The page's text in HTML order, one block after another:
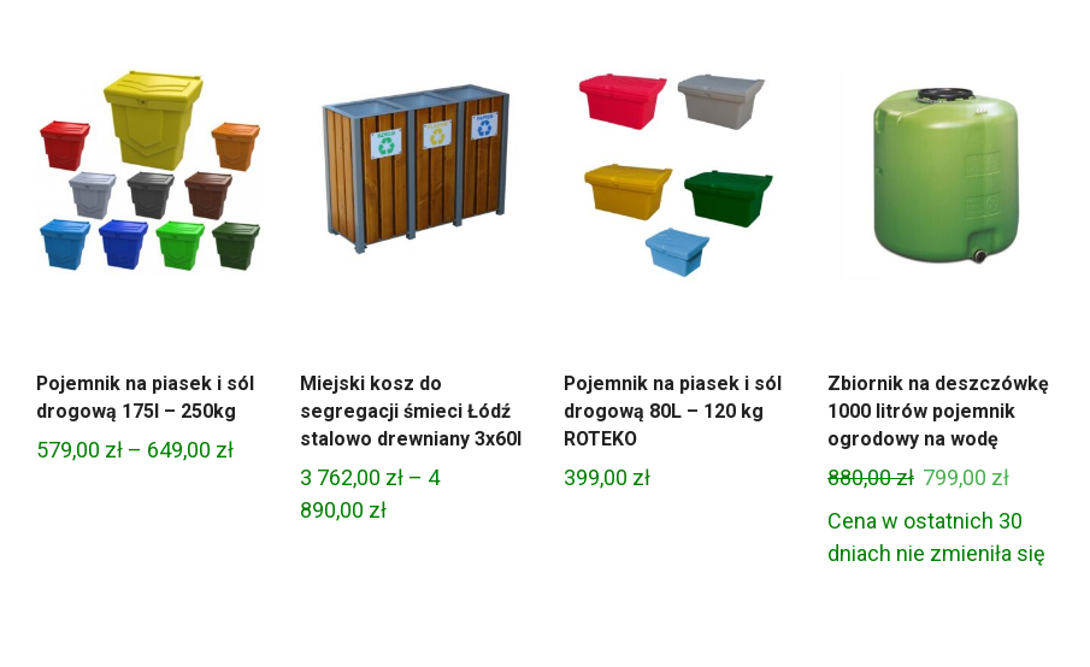
Pojemnik na piasek i sól
drogową 175l – 250kg
579,00 zł – 649,00 złZakres
Miejski kosz do
segregacji śmieci Łódź
stalowo drewniany 3x60l
3 762,00 zł – 4
890,00 złZakres
Pojemnik na piasek i sól
drogową 80L – 120 kg
ROTEKO
399,00 zł
Zbiornik na deszczówkę
1000 litrów pojemnik
ogrodowy na wodę
880,00zł Pierwotna
cena
wynosiła:
799,00 złAktualna
cena
wynosi:
799,00 zł.
Cena w ostatnich 30
dniach nie zmieniła się